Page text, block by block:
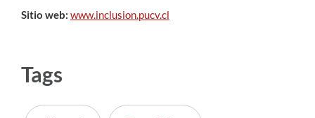
Alumni
English
Sitio web: www.inclusion.pucv.cl
Tags